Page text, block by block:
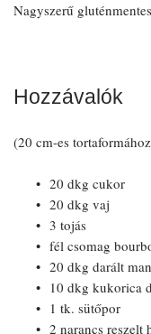
Nagyszerű
Hozzávalók
(20 cm-es
20 dkg cukor
20 dkg vaj
3 tojás
fél csomag
20 dkg darált
10 dkg kukorica
1 tk. sütőpor
2 narancs reszelt